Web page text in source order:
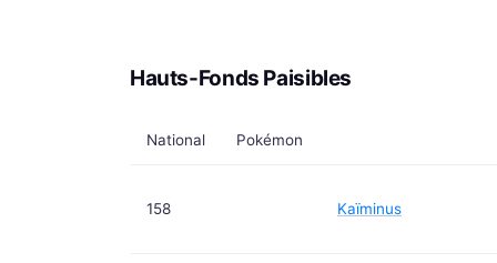
Hauts-Fonds Paisibles
National Pokémon
158 Kaïminus